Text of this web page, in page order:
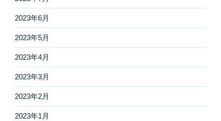
2023年6月
2023年5月
2023年4月
2023年3月
2023年2月
2023年1月